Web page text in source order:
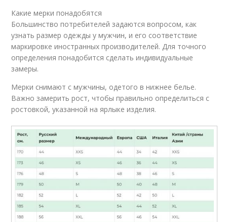
Какие мерки понадобятся
Большинство потребителей задаются вопросом, как
узнать размер одежды у мужчин, и его соответствие
маркировке иностранных производителей. Для точного
определения понадобится сделать индивидуальные
замеры.
Мерки снимают с мужчины, одетого в нижнее белье.
Важно замерить рост, чтобы правильно определиться с
ростовкой, указанной на ярлыке изделия.